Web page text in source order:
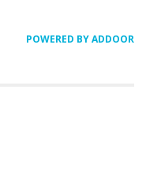
POWERED BY ADDOOR